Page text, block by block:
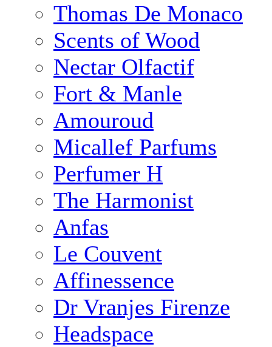
Thomas De Monaco
Scents of Wood
Nectar Olfactif
Fort & Manle
Amouroud
Micallef Parfums
Perfumer H
The Harmonist
Anfas
Le Couvent
Affinessence
Dr Vranjes Firenze
Headspace